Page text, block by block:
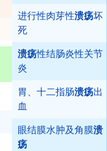
进行性肉芽性溃疡坏
死
溃疡性结肠炎性关节
炎
胃、十二指肠溃疡出
血
眼结膜水肿及角膜溃
疡